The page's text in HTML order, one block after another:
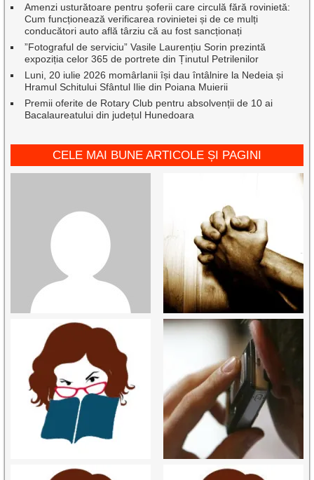
Amenzi usturătoare pentru șoferii care circulă fără rovinietă:
Cum funcționează verificarea rovinietei și de ce mulți
conducători auto află târziu că au fost sancționați
”Fotograful de serviciu” Vasile Laurențiu Sorin prezintă
expoziția celor 365 de portrete din Ținutul Petrilenilor
Luni, 20 iulie 2026 momârlanii își dau întâlnire la Nedeia și
Hramul Schitului Sfântul Ilie din Poiana Muierii
Premii oferite de Rotary Club pentru absolvenții de 10 ai
Bacalaureatului din județul Hunedoara
CELE MAI BUNE ARTICOLE ȘI PAGINI